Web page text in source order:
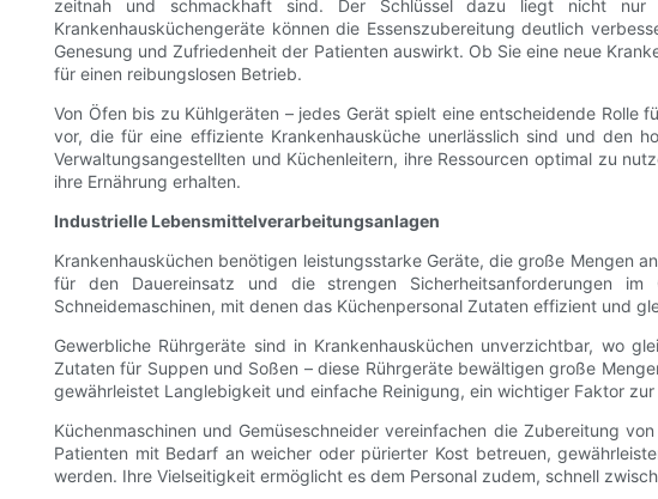
zeitnah und schmackhaft sind. Der Schlüssel dazu liegt nicht nur
Krankenhausküchengeräte können die Essenszubereitung deutlich
Genesung und Zufriedenheit der Patienten auswirkt. Ob Sie eine neue
für einen reibungslosen Betrieb.
Von Öfen bis zu Kühlgeräten – jedes Gerät spielt eine entscheidende
vor, die für eine effiziente Krankenhausküche unerlässlich sind und den
Verwaltungsangestellten und Küchenleitern, ihre Ressourcen optimal zu
ihre Ernährung erhalten.
Industrielle Lebensmittelverarbeitungsanlagen
Krankenhausküchen benötigen leistungsstarke Geräte, die große Mengen
für den Dauereinsatz und die strengen Sicherheitsanforderungen im
Schneidemaschinen, mit denen das Küchenpersonal Zutaten effizient und
Gewerbliche Rührgeräte sind in Krankenhausküchen unverzichtbar, wo
Zutaten für Suppen und Soßen – diese Rührgeräte bewältigen große
gewährleistet Langlebigkeit und einfache Reinigung, ein wichtiger Faktor
Küchenmaschinen und Gemüseschneider vereinfachen die Zubereitung
Patienten mit Bedarf an weicher oder pürierter Kost betreuen,
werden. Ihre Vielseitigkeit ermöglicht es dem Personal zudem, schnell